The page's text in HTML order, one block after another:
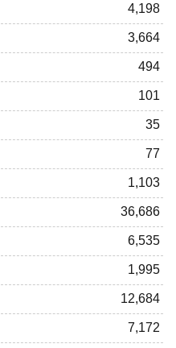
4,198
3,664
494
101
35
77
1,103
36,686
6,535
1,995
12,684
7,172